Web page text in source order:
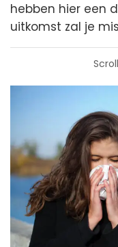
hebben hier een
uitkomst zal je